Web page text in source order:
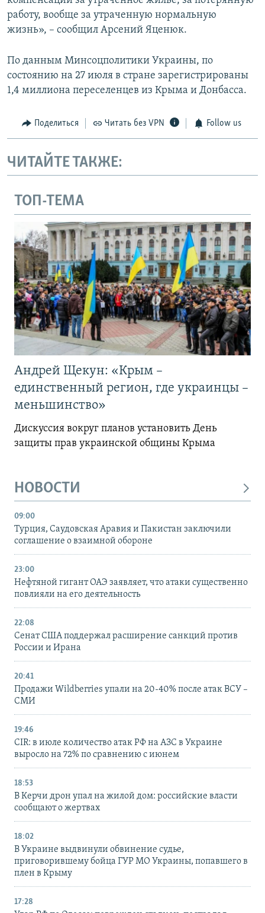
работу, вообще за утраченную нормальную
жизнь», – сообщил Арсений Яценюк.
По данным Минсоцполитики Украины, по
состоянию на 27 июля в стране зарегистрированы
1,4 миллиона переселенцев из Крыма и Донбасса.
Поделиться Читать без VPN Follow us
ЧИТАЙТЕ ТАКЖЕ:
ТОП-ТЕМА
Андрей Щекун: «Крым –
единственный регион, где украинцы –
меньшинство»
Дискуссия вокруг планов установить День
защиты прав украинской общины Крыма
НОВОСТИ
09:00
Турция, Саудовская Аравия и Пакистан заключили
соглашение о взаимной обороне
23:00
Нефтяной гигант ОАЭ заявляет, что атаки существенно
повлияли на его деятельность
22:08
Сенат США поддержал расширение санкций против
России и Ирана
20:41
Продажи Wildberries упали на 20-40% после атак ВСУ –
СМИ
19:46
CIR: в июле количество атак РФ на АЗС в Украине
выросло на 72% по сравнению с июнем
18:53
В Керчи дрон упал на жилой дом: российские власти
сообщают о жертвах
18:02
В Украине выдвинули обвинение судье,
приговорившему бойца ГУР МО Украины, попавшего в
плен в Крыму
17:28